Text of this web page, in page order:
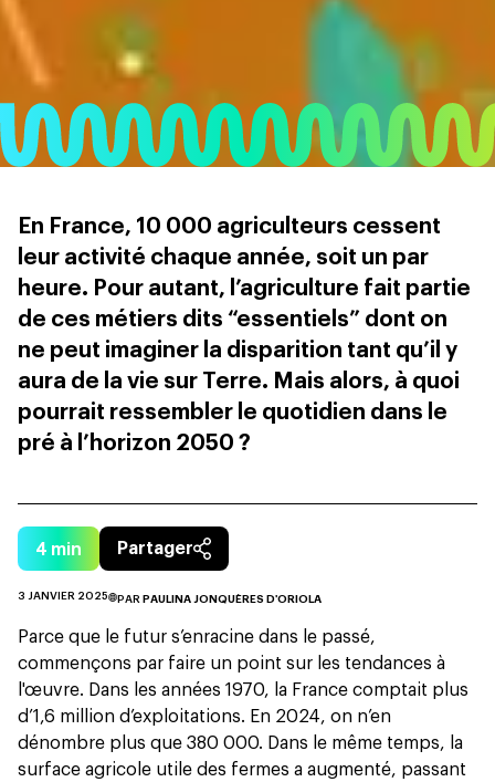
En France, 10 000 agriculteurs cessent
leur activité chaque année, soit un par
heure. Pour autant, l’agriculture fait partie
de ces métiers dits “essentiels” dont on
ne peut imaginer la disparition tant qu’il y
aura de la vie sur Terre. Mais alors, à quoi
pourrait ressembler le quotidien dans le
pré à l’horizon 2050 ?
4 min Partager
3 JANVIER 2025 PAR PAULINA JONQUÈRES D'ORIOLA
Parce que le futur s’enracine dans le passé,
commençons par faire un point sur les tendances à
l'œuvre. Dans les années 1970, la France comptait plus
d’1,6 million d’exploitations. En 2024, on n’en
dénombre plus que 380 000. Dans le même temps, la
surface agricole utile des fermes a augmenté, passant